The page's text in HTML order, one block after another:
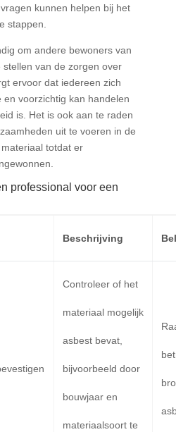
kunnen helpen bij het
stappen.
om andere bewoners van
van de zorgen over
ervoor dat iedereen zich
en voorzichtig kan handelen
is. Het is ook aan te raden
uit te voeren in de
totdat er
professional voor een
Beschrijving
Controleer of het
materiaal mogelijk
asbest bevat,
bijvoorbeeld door
bouwjaar en
materiaalsoort te